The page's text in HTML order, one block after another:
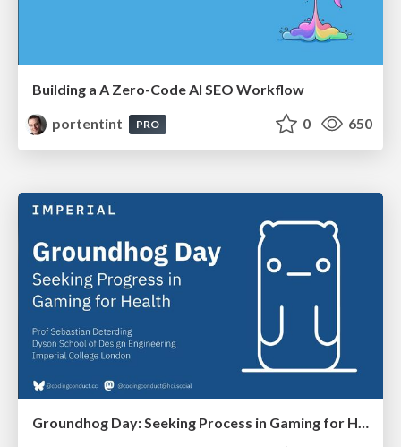
Building a A Zero-Code AI SEO Workflow
portentint
PRO 0 650
Groundhog Day: Seeking Process in Gaming for Health